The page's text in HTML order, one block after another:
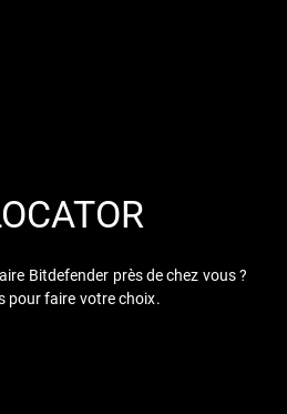
Bitdefender près de chez vous ?
pour faire votre choix.